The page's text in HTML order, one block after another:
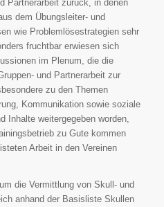
Partnerarbeit zurück, in denen
dem Übungsleiter- und
wie Problemlösestrategien sehr
fruchtbar erwiesen sich
im Plenum, die die
und Partnerarbeit zur
zu den Themen
Kommunikation sowie soziale
Inhalte weitergegeben worden,
zu Gute kommen
Arbeit in den Vereinen
die Vermittlung von Skull- und
anhand der Basisliste Skullen